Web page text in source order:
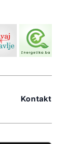
Kontakt